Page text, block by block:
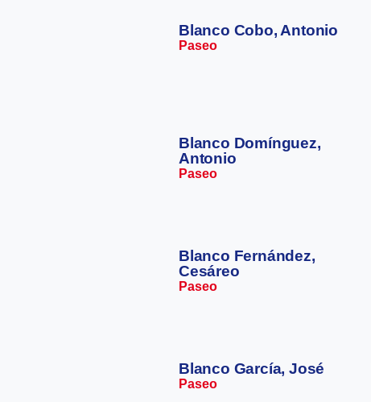
Blanco Cobo, Antonio
Paseo
Blanco Domínguez,
Antonio
Paseo
Blanco Fernández,
Cesáreo
Paseo
Blanco García, José
Paseo